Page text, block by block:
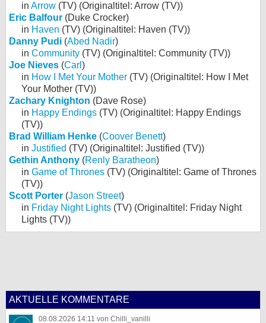
in Arrow (TV) (Originaltitel: Arrow (TV))
Eric Balfour (Duke Crocker)
in Haven (TV) (Originaltitel: Haven (TV))
Danny Pudi (Abed Nadir)
in Community (TV) (Originaltitel: Community (TV))
Joe Nieves (Carl )
in How I Met Your Mother (TV) (Originaltitel: How I Met
Your Mother (TV))
Zachary Knighton (Dave Rose)
in Happy Endings (TV) (Originaltitel: Happy Endings
(TV))
Brad William Henke (Coover Benett)
in Justified (TV) (Originaltitel: Justified (TV))
Gethin Anthony (Renly Baratheon)
in Game of Thrones (TV) (Originaltitel: Game of Thrones
(TV))
Scott Porter (Jason Street)
in Friday Night Lights (TV) (Originaltitel: Friday Night
Lights (TV))
AKTUELLE KOMMENTARE
08.08.2026 14:11 von Chilli_vanilli